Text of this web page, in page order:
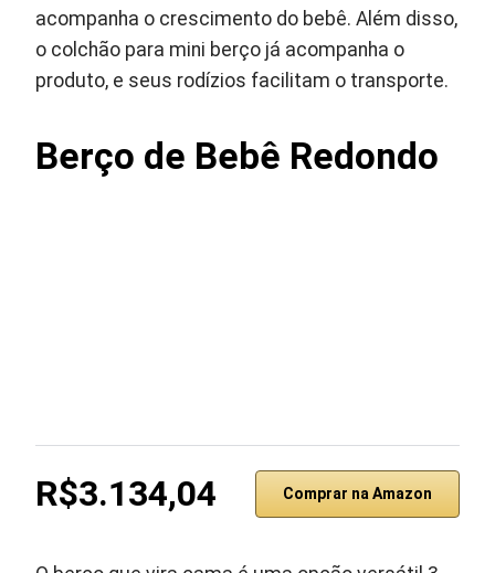
acompanha o crescimento do bebê. Além disso,
o colchão para mini berço já acompanha o
produto, e seus rodízios facilitam o transporte.
Berço de Bebê Redondo
R$3.134,04 Comprar na Amazon